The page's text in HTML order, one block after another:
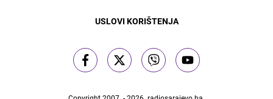
USLOVI KORIŠTENJA